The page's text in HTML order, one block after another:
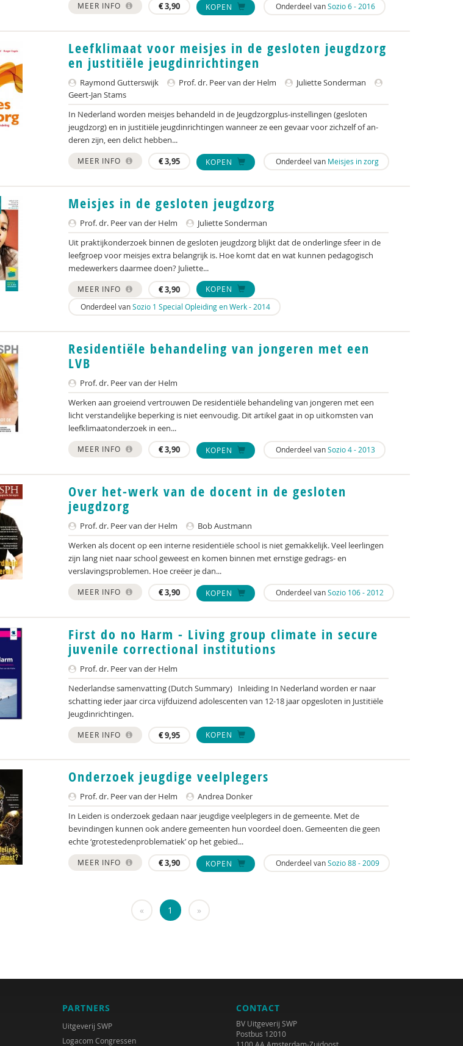
MEER INFO €3,90 KOPEN Onderdeel vanSozio 6 - 2016
Leefklimaat voor meisjes in de gesloten jeugdzorg
en justitiële jeugdinrichtingen
Raymond Gutterswijk Prof. dr. Peer van der Helm
Juliette Sonderman
Geert-Jan Stams
In Nederland worden meisjes behandeld in de Jeugdzorgplus-instellingen (gesloten
jeugdzorg) en in justitiële jeugdinrichtingen wanneer ze een gevaar voor zichzelf of an-
deren zijn, een delict hebben...
MEER INFO €3,95 KOPEN Onderdeel van Meisjes in zorg
Meisjes in de gesloten jeugdzorg
Prof. dr. Peer van der Helm
Juliette Sonderman
Uit praktijkonderzoek binnen de gesloten jeugdzorg blijkt dat de onderlinge sfeer in de
leefgroep voor meisjes extra belangrijk is. Hoe komt dat en wat kunnen pedagogisch
medewerkers daarmee doen? Juliette...
MEER INFO €3,90
KOPEN
Onderdeel vanSozio 1 Special Opleiding en Werk - 2014
Residentiële behandeling van jongeren met een
LVB
Prof. dr. Peer van der Helm
Werken aan groeiend vertrouwen De residentiële behandeling van jongeren met een
licht verstandelijke beperking is niet eenvoudig. Dit artikel gaat in op uitkomsten van
leefklimaatonderzoek in een...
MEER INFO €3,90 KOPEN Onderdeel vanSozio 4 - 2013
Over het-werk van de docent in de gesloten
jeugdzorg
Prof. dr. Peer van der Helm
Bob Austmann
Werken als docent op een interne residentiële school is niet gemakkelijk. Veel leerlingen
zijn lang niet naar school geweest en komen binnen met ernstige gedrags- en
verslavingsproblemen. Hoe creëer je dan...
MEER INFO €3,90 KOPEN Onderdeel vanSozio 106 - 2012
First do no Harm - Living group climate in secure
juvenile correctional institutions
Prof. dr. Peer van der Helm
Nederlandse samenvatting (Dutch Summary) Inleiding In Nederland worden er naar
schatting ieder jaar circa vijfduizend adolescenten van 12-18 jaar opgesloten in Justitiële
Jeugdinrichtingen.
MEER INFO €9,95 KOPEN
Onderzoek jeugdige veelplegers
Prof. dr. Peer van der Helm
Andrea Donker
In Leiden is onderzoek gedaan naar jeugdige veelplegers in de gemeente. Met de
bevindingen kunnen ook andere gemeenten hun voordeel doen. Gemeenten die geen
echte ‘grotestedenproblematiek’ op het gebied...
MEER INFO €3,90 KOPEN Onderdeel vanSozio 88 - 2009
« 1 »
PARTNERS
Uitgeverij SWP
Logacom Congressen
CONTACT
BV Uitgeverij SWP
Postbus 12010